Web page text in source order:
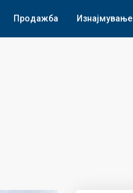
Продажба Изнајмување